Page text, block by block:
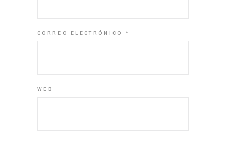
CORREO ELECTRÓNICO *
WEB